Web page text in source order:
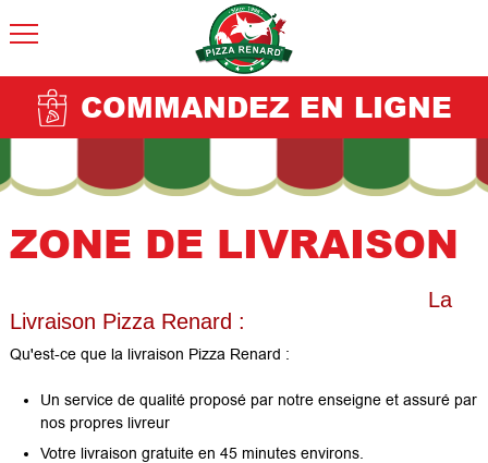
COMMANDEZ EN LIGNE
ZONE DE LIVRAISON
La
Livraison Pizza Renard :
Qu'est-ce que la livraison Pizza Renard :
Un service de qualité proposé par notre enseigne et assuré par
nos propres livreur
Votre livraison gratuite en 45 minutes environs.